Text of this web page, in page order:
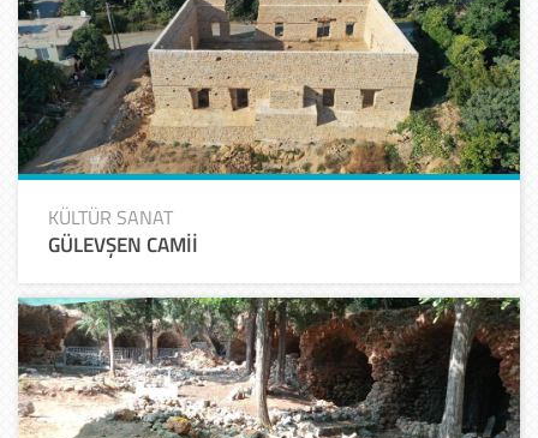
KÜLTÜR SANAT
GÜLEVŞEN CAMİİ